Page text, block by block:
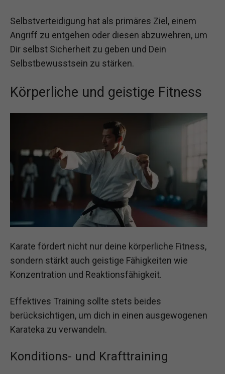
Selbstverteidigung hat als primäres Ziel, einem
Angriff zu entgehen oder diesen abzuwehren, um
Dir selbst Sicherheit zu geben und Dein
Selbstbewusstsein zu stärken.
Körperliche und geistige Fitness
Karate fördert nicht nur deine körperliche Fitness,
sondern stärkt auch geistige Fähigkeiten wie
Konzentration und Reaktionsfähigkeit.
Effektives Training sollte stets beides
berücksichtigen, um dich in einen ausgewogenen
Karateka zu verwandeln.
Konditions- und Krafttraining